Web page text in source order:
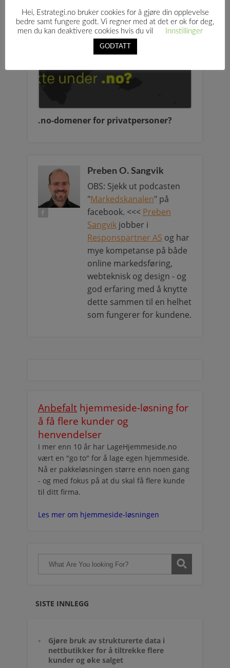
firma
.no-domener for privatpersoner?
Preben O. Sangvik
OBS: Sjekk ut podcasten
"Markedskanalen" på
facebook. <<< Preben
Sangvik jobber i
Responspartner AS og har
mye kompetanse på både
online markedsføring,
webteknisk og design - og
god erfaring med å knytte
dette sammen til en helhet
som fungerer for kundene.
Anbefalt hjemmeside-løsning for
å få flere kunder og
henvendelser
I mer enn 10 år har LageHjemmeside.no
vært en "go to" for å lage egen hjemmeside.
Nå er pakkeløsningen større enn noen gang
- og med fokus på at du skal få flere kunde
til ditt firma.
Les mer om hjemmeside-løsningen
SISTE INNLEGG
Gjøre bruk av strukturerte data i
nettbutikker for å tiltrekke flere
kunder og øke salget
Hei, Estrategi.no bruker cookies for å gjøre din opplevelse
bedre samt fungere godt. Vi regner med at det er ok for deg,
men du kan deaktivere cookies hvis du vil
Innstillinger
GODTATT